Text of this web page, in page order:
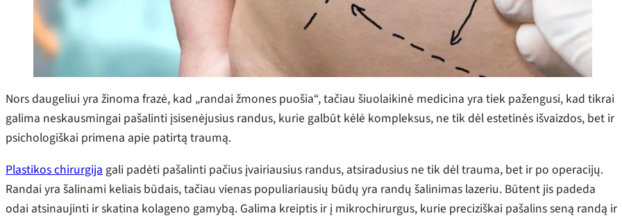
Nors daugeliui yra žinoma frazė, kad „randai žmones puošia“, tačiau šiuolaikinė medicina yra tiek pažengusi, kad tikrai
galima neskausmingai pašalinti įsisenėjusius randus, kurie galbūt kėlė kompleksus, ne tik dėl estetinės išvaizdos, bet ir
psichologiškai primena apie patirtą traumą.
Plastikos chirurgija gali padėti pašalinti pačius įvairiausius randus, atsiradusius ne tik dėl trauma, bet ir po operacijų.
Randai yra šalinami keliais būdais, tačiau vienas populiariausių būdų yra randų šalinimas lazeriu. Būtent jis padeda
odai atsinaujinti ir skatina kolageno gamybą. Galima kreiptis ir į mikrochirurgus, kurie preciziškai pašalins seną randą ir